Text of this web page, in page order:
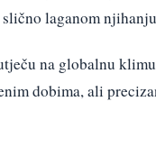
laganom
na globalnu
dobima, ali